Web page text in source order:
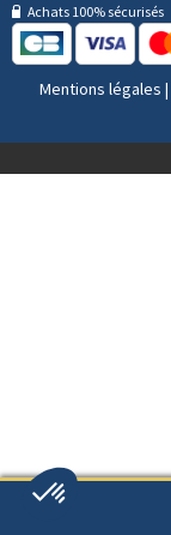
Achats 100% sécurisés
Mentions légales |